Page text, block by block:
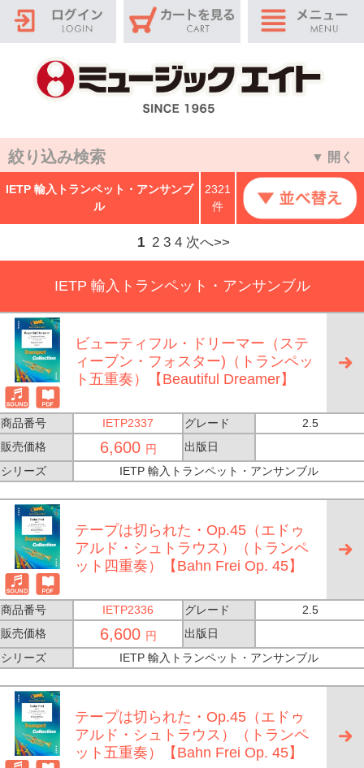
絞り込み検索 ▼ 開く
IETP 輸入トランペット・アンサンブ
ル
2321
件
1 2 3 4 次へ>>
IETP 輸入トランペット・アンサンブル
ビューティフル・ドリーマー（ステ
ィーブン・フォスター)（トランペッ
ト五重奏）【Beautiful Dreamer】
商品番号 IETP2337 グレード
2.5
販売価格
6,600 円
出版日
シリーズ
IETP 輸入トランペット・アンサンブル
テープは切られた・Op.45（エドゥ
アルド・シュトラウス）（トランペ
ット四重奏）【Bahn Frei Op. 45】
商品番号 IETP2336 グレード
2.5
販売価格
6,600 円
出版日
シリーズ
IETP 輸入トランペット・アンサンブル
テープは切られた・Op.45（エドゥ
アルド・シュトラウス）（トランペ
ット五重奏）【Bahn Frei Op. 45】